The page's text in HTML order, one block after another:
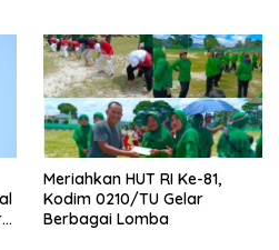
Meriahkan HUT RI Ke-81,
Kodim 0210/TU Gelar
Berbagai Lomba